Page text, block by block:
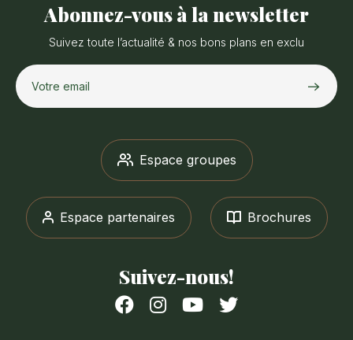
Abonnez-vous à la newsletter
Suivez toute l’actualité & nos bons plans en exclu
Votre email
Espace groupes
Espace partenaires Brochures
Suivez-nous!
Suivez-
Suivez-
Suivez-Suivez-